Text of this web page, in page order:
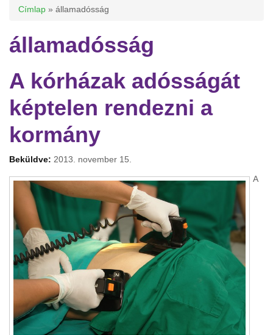
Jelenlegi hely
Címlap » államadósság
államadósság
A kórházak adósságát
képtelen rendezni a
kormány
Beküldve: 2013. november 15.
A